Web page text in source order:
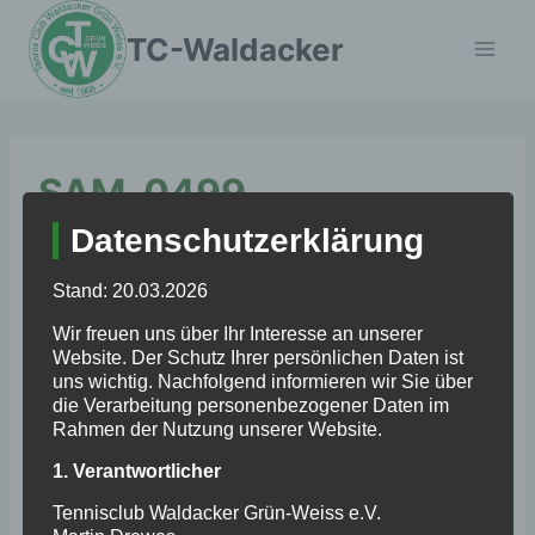
Zum
Inhalt
springen
TC-Waldacker
SAM_0499
Datenschutzerklärung
Stand: 20.03.2026
Wir freuen uns über Ihr Interesse an unserer
Website. Der Schutz Ihrer persönlichen Daten ist
uns wichtig. Nachfolgend informieren wir Sie über
die Verarbeitung personenbezogener Daten im
Rahmen der Nutzung unserer Website.
1. Verantwortlicher
Tennisclub Waldacker Grün-Weiss e.V.